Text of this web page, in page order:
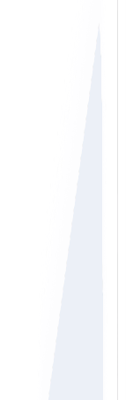
Pengguna
Dapatkan
di mana Anda
perusahaan
Alur kerja
Setiap
butuhkan
real time untuk